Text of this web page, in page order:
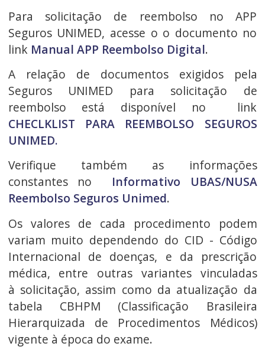
Para solicitação de reembolso no APP
Seguros UNIMED, acesse o o documento no
link Manual APP Reembolso Digital.
A relação de documentos exigidos pela
Seguros UNIMED para solicitação de
reembolso está disponível no link
CHECLKLIST PARA REEMBOLSO SEGUROS
UNIMED.
Verifique também as informações
constantes no
Informativo UBAS/NUSA
Reembolso Seguros Unimed.
Os valores de cada procedimento podem
variam muito dependendo do CID - Código
Internacional de doenças, e da prescrição
médica, entre outras variantes vinculadas
à solicitação, assim como da atualização da
tabela CBHPM (Classificação Brasileira
Hierarquizada de Procedimentos Médicos)
vigente à época do exame.